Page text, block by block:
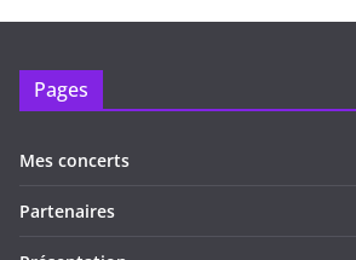
Pages
Mes concerts
Partenaires